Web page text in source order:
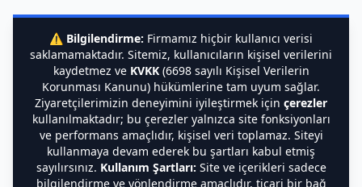
⚠️ Bilgilendirme: Firmamız hiçbir kullanıcı verisi
saklamamaktadır. Sitemiz, kullanıcıların kişisel verilerini
kaydetmez ve KVKK(6698 sayılı Kişisel Verilerin
Korunması Kanunu) hükümlerine tam uyum sağlar.
Ziyaretçilerimizin deneyimini iyileştirmek için çerezler
kullanılmaktadır; bu çerezler yalnızca site fonksiyonları
ve performans amaçlıdır, kişisel veri toplamaz. Siteyi
kullanmaya devam ederek bu şartları kabul etmiş
sayılırsınız. Kullanım Şartları: Site ve içerikleri sadece
bilgilendirme ve yönlendirme amaçlıdır, ticari bir bağ